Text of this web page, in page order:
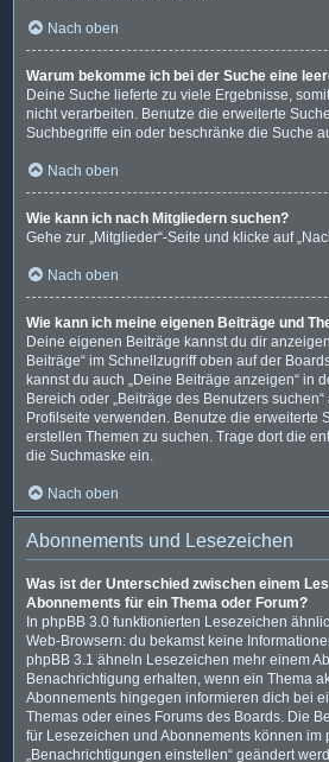
Nach oben
Warum bekomme ich bei der Suche eine
Deine Suche lieferte zu viele Ergebnisse,
nicht verarbeiten. Benutze die erweiterte
Suchbegriffe ein oder beschränke die Suche
Nach oben
Wie kann ich nach Mitgliedern suchen?
Gehe zur „Mitglieder“-Seite und klicke auf
Nach oben
Wie kann ich meine eigenen Beiträge und
Deine eigenen Beiträge kannst du dir
Beiträge“ im Schnellzugriff oben auf der
kannst du auch „Deine Beiträge anzeigen“ in
Bereich oder „Beiträge des Benutzers
Profilseite verwenden. Benutze die erweiterte
erstellen Themen zu suchen. Trage dort die
die Suchmaske ein.
Nach oben
Abonnements und Lesezeichen
Was ist der Unterschied zwischen einem
Abonnements für ein Thema oder Forum?
In phpBB 3.0 funktionierten Lesezeichen
Web-Browsern: du bekamst keine
phpBB 3.1 ähneln Lesezeichen mehr einem
Benachrichtigung erhalten, wenn ein Thema
Abonnements hingegen informieren dich bei
Themas oder eines Forums des Boards. Die
für Lesezeichen und Abonnements können
„Benachrichtigungen einstellen“ geändert